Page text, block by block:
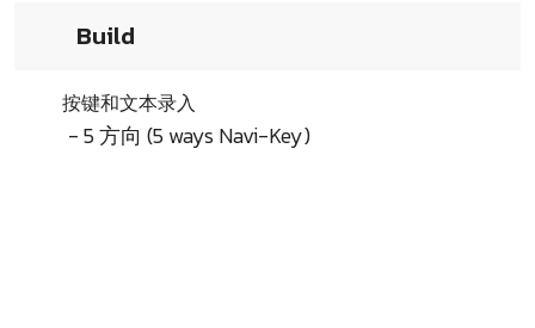
Build
按键和文本录入
- 5 方向 (5 ways Navi-Key)